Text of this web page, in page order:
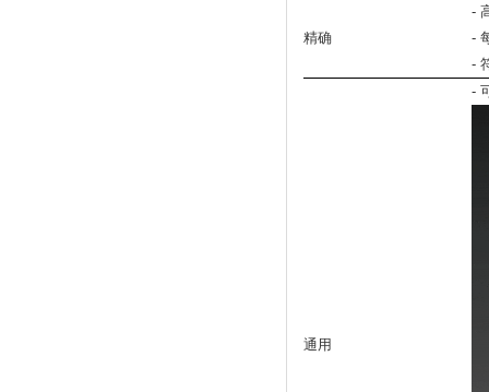
精确
-
-
-
通用
-